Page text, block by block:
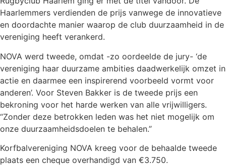
Haarlemmers verdienden de prijs vanwege de innovatieve
en doordachte manier waarop de club duurzaamheid in de
vereniging heeft verankerd.
NOVA werd tweede, omdat -zo oordeelde de jury- ‘de
vereniging haar duurzame ambities daadwerkelijk omzet in
actie en daarmee een inspirerend voorbeeld vormt voor
anderen’. Voor Steven Bakker is de tweede prijs een
bekroning voor het harde werken van alle vrijwilligers.
“Zonder deze betrokken leden was het niet mogelijk om
onze duurzaamheidsdoelen te behalen.”
Korfbalvereniging NOVA kreeg voor de behaalde tweede
plaats een cheque overhandigd van €3.750.